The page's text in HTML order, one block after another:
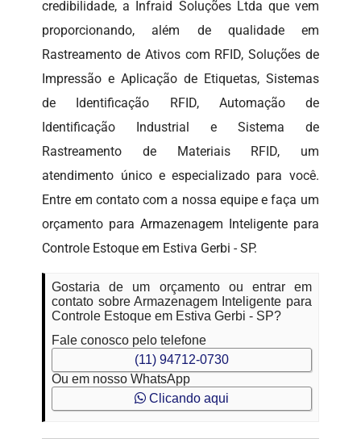
credibilidade, a Infraid Soluções Ltda que vem
proporcionando, além de qualidade em
Rastreamento de Ativos com RFID, Soluções de
Impressão e Aplicação de Etiquetas, Sistemas
de Identificação RFID, Automação de
Identificação Industrial e Sistema de
Rastreamento de Materiais RFID, um
atendimento único e especializado para você.
Entre em contato com a nossa equipe e faça um
orçamento para Armazenagem Inteligente para
Controle Estoque em Estiva Gerbi - SP.
Gostaria de um orçamento ou entrar em
contato sobre Armazenagem Inteligente para
Controle Estoque em Estiva Gerbi - SP?
Fale conosco pelo telefone
(11) 94712-0730
Ou em nosso WhatsApp
Clicando aqui